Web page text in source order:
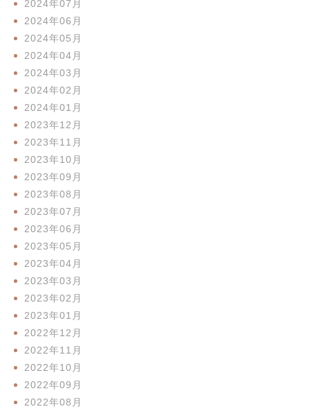
2024年07月
2024年06月
2024年05月
2024年04月
2024年03月
2024年02月
2024年01月
2023年12月
2023年11月
2023年10月
2023年09月
2023年08月
2023年07月
2023年06月
2023年05月
2023年04月
2023年03月
2023年02月
2023年01月
2022年12月
2022年11月
2022年10月
2022年09月
2022年08月